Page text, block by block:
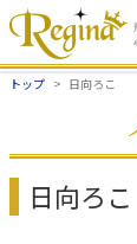
トップ 日向ろこ
日向ろこ